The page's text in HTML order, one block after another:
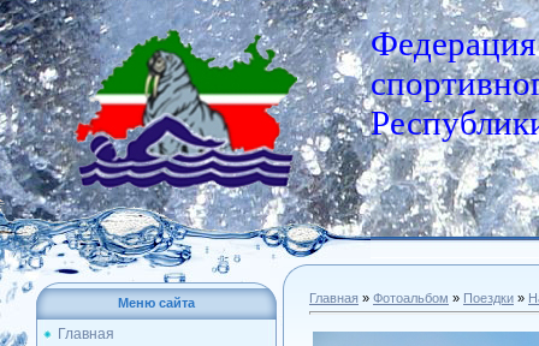
Федерация
Меню сайта
Главная
Главная » Фотоальбом » Поездки »